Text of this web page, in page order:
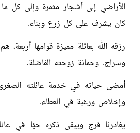
الأراضي إلى أشجار مثمرة وإلى كل
كان يشرف على كل زرع وبناء.
رزقه الله بعائلة مميزة قوامها
وسراج. وجمانة زوجته الفاضلة.
أمضى حياته في خدمة عائلته
وإخلاص ورغبة في العطاء.
يغادرنا فرج ويبقى ذكره حيًا في